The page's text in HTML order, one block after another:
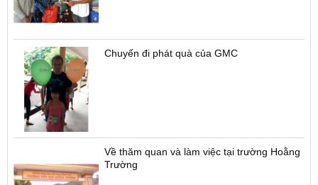
Chuyến đi phát quà của GMC
Về thăm quan và làm việc tại trường Hoằng
Trường